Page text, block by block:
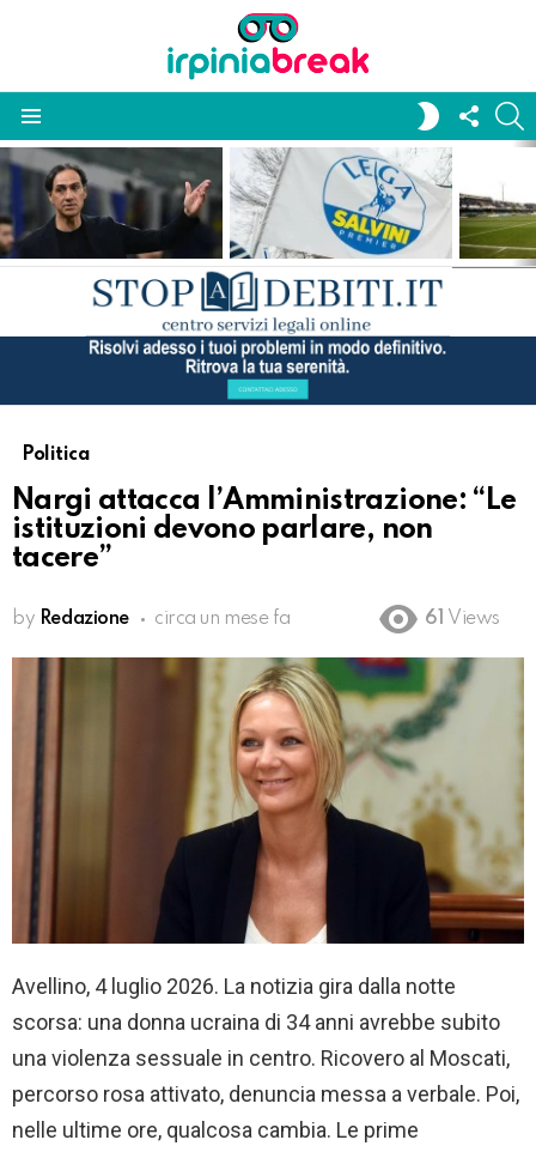
SWITCH
SKIN
US
LATEST
STORIES
Politica
Nargi attacca l’Amministrazione: “Le
istituzioni devono parlare, non
tacere”
by Redazione circa un mese fa 61 Views
Avellino, 4 luglio 2026. La notizia gira dalla notte
scorsa: una donna ucraina di 34 anni avrebbe subito
una violenza sessuale in centro. Ricovero al Moscati,
percorso rosa attivato, denuncia messa a verbale. Poi,
nelle ultime ore, qualcosa cambia. Le prime